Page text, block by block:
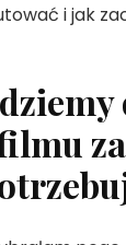
i jak